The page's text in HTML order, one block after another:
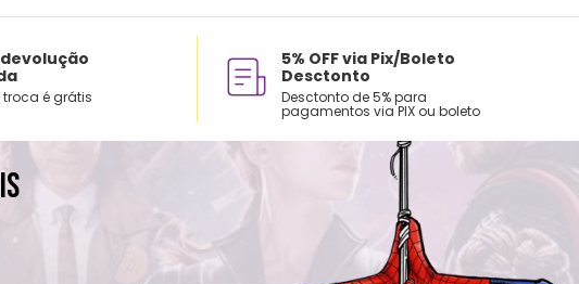
troca é grátis
5% OFF via Pix/Boleto
Desctonto
Desctonto de 5% para
pagamentos via PIX ou boleto